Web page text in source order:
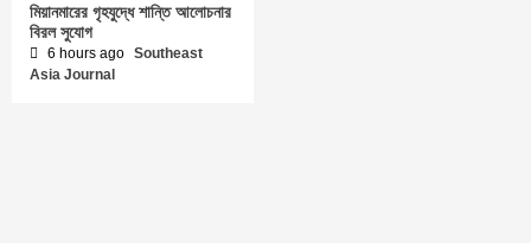
মিয়ানমারের গৃহযুদ্ধে শান্তি আলোচনার
বিরল সুযোগ
6 hours ago Southeast
Asia Journal